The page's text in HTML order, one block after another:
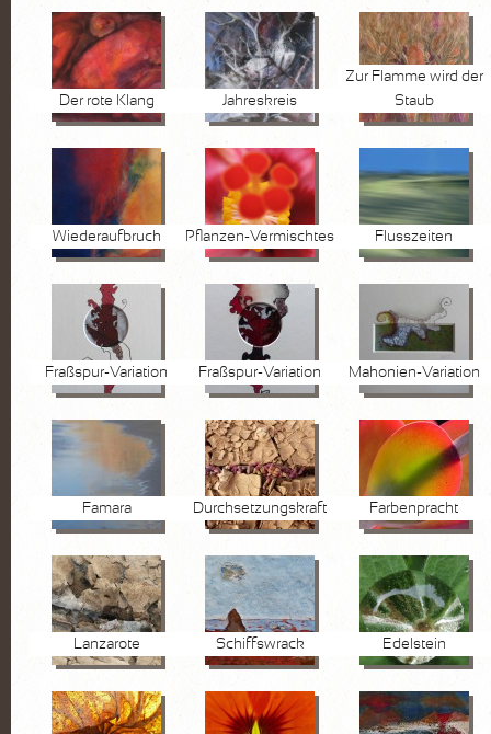
Der rote Klang Jahreskreis
Zur Flamme wird der
Staub
Wiederaufbruch Pflanzen-Vermischtes Flusszeiten
Fraßspur-Variation Fraßspur-Variation Mahonien-Variation
Famara Durchsetzungskraft Farbenpracht
Lanzarote Schiffswrack Edelstein